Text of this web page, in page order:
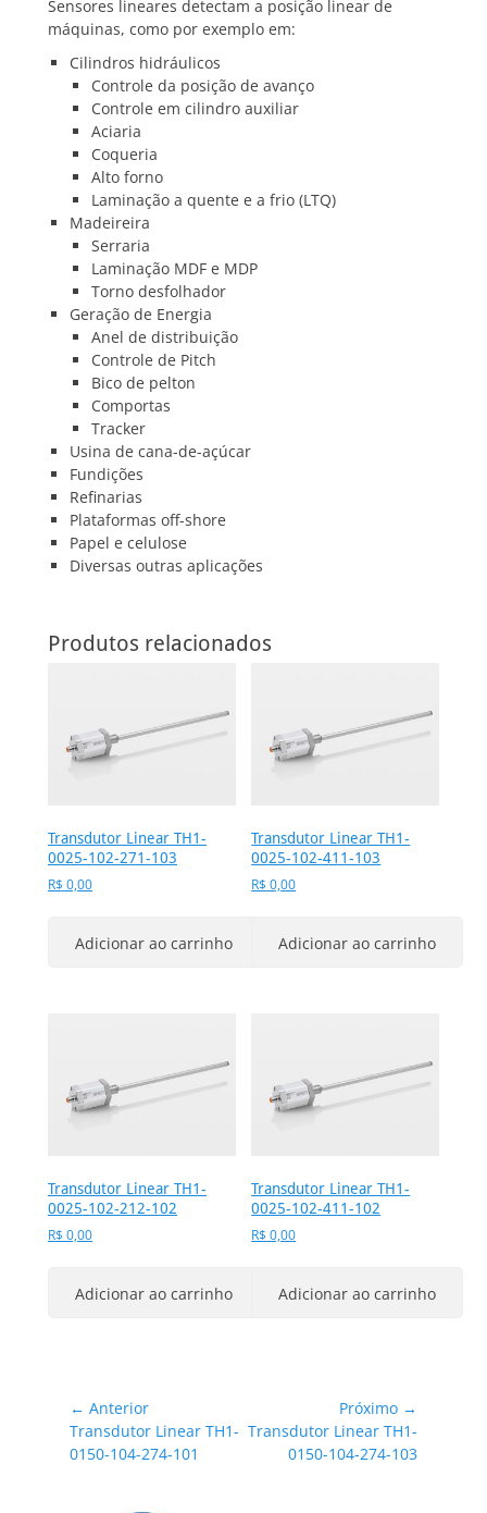
Sensores lineares detectam a posição linear de
máquinas, como por exemplo em:
Cilindros hidráulicos
Controle da posição de avanço
Controle em cilindro auxiliar
Aciaria
Coqueria
Alto forno
Laminação a quente e a frio (LTQ)
Madeireira
Serraria
Laminação MDF e MDP
Torno desfolhador
Geração de Energia
Anel de distribuição
Controle de Pitch
Bico de pelton
Comportas
Tracker
Usina de cana-de-açúcar
Fundições
Refinarias
Plataformas off-shore
Papel e celulose
Diversas outras aplicações
Produtos relacionados
Transdutor Linear TH1-
0025-102-271-103
R$ 0,00
Adicionar ao carrinho
Transdutor Linear TH1-
0025-102-411-103
R$ 0,00
Adicionar ao carrinho
Transdutor Linear TH1-
0025-102-212-102
R$ 0,00
Adicionar ao carrinho
Transdutor Linear TH1-
0025-102-411-102
R$ 0,00
Adicionar ao carrinho
Navegação
de
Post
← Anterior
Post
anterior:
Transdutor Linear TH1-
0150-104-274-101
Próximo →
Próximo
Transdutor Linear TH1-
0150-104-274-103